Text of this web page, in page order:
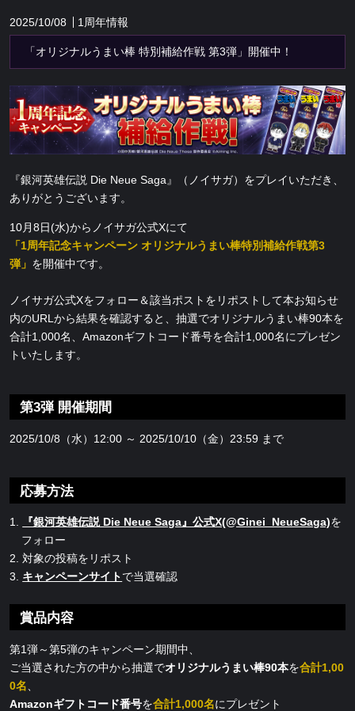
2025/10/08 1周年情報
「オリジナルうまい棒 特別補給作戦 第3弾」開催中！
『銀河英雄伝説 Die Neue Saga』（ノイサガ）をプレイいただき、
ありがとうございます。
10月8日(水)からノイサガ公式Xにて
「1周年記念キャンペーン オリジナルうまい棒特別補給作戦第3
弾」 を開催中です。
ノイサガ公式Xをフォロー＆該当ポストをリポストして本お知らせ
内のURLから結果を確認すると、抽選でオリジナルうまい棒90本を
合計1,000名、Amazonギフトコード番号を合計1,000名にプレゼン
トいたします。
第3弾 開催期間
2025/10/8（水）12:00 ～ 2025/10/10（金）23:59 まで
応募方法
『銀河英雄伝説 Die Neue Saga』公式X(@Ginei_NeueSaga)を
フォロー
対象の投稿をリポスト
キャンペーンサイトで当選確認
賞品内容
第1弾～第5弾のキャンペーン期間中、
ご当選された方の中から抽選でオリジナルうまい棒90本を合計1,00
0名
Amazonギフトコード番号を合計1,000名にプレゼント